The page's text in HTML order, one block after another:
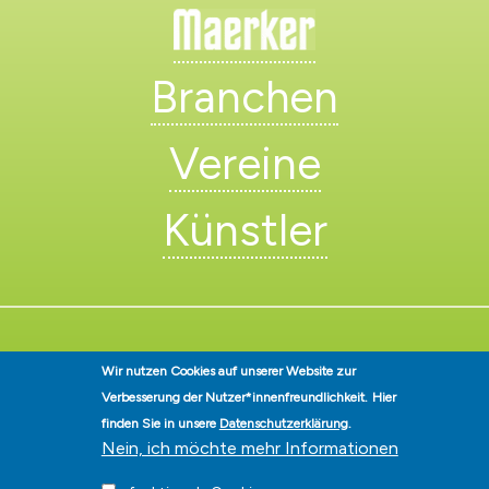
Branchen
Vereine
Künstler
Stadt Hohen Neuendorf • Oranienburger Str. 2 • 16540 Hohen
Neuendorf • Telefon 03303-528-0 • E-Mail:
info@hohen-neuendorf.de
© Hohen-Neuendorf.de, Alle Rechte vorbehalten - Vervielfältigung nur
Wir nutzen Cookies auf unserer Website zur
Verbesserung der Nutzer*innenfreundlichkeit. Hier
finden Sie in unsere Datenschutzerklärung.
Nein, ich möchte mehr Informationen